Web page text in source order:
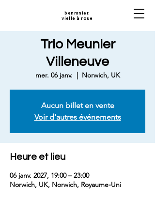
benmnier.
vielle à roue
Trio Meunier
Villeneuve
mer. 06 janv.
  |
Norwich, UK
Aucun billet en vente
Voir d'autres événements
Heure et lieu
06 janv. 2027, 19:00 – 23:00
Norwich, UK, Norwich, Royaume-Uni